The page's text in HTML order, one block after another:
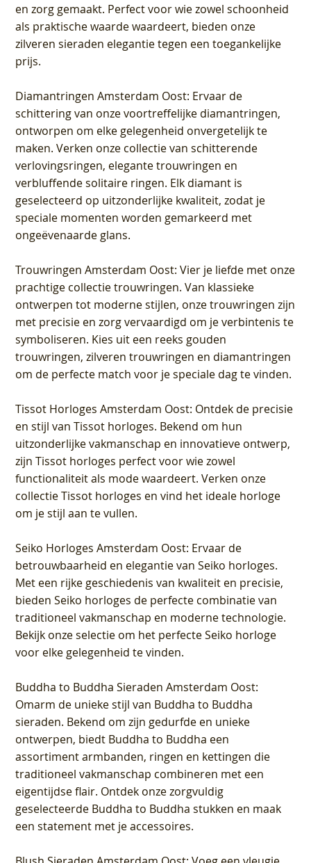
en zorg gemaakt. Perfect voor wie zowel schoonheid
als praktische waarde waardeert, bieden onze
zilveren sieraden elegantie tegen een toegankelijke
prijs.
Diamantringen Amsterdam Oost: Ervaar de
schittering van onze voortreffelijke diamantringen,
ontworpen om elke gelegenheid onvergetelijk te
maken. Verken onze collectie van schitterende
verlovingsringen, elegante trouwringen en
verbluffende solitaire ringen. Elk diamant is
geselecteerd op uitzonderlijke kwaliteit, zodat je
speciale momenten worden gemarkeerd met
ongeëvenaarde glans.
Trouwringen Amsterdam Oost: Vier je liefde met onze
prachtige collectie trouwringen. Van klassieke
ontwerpen tot moderne stijlen, onze trouwringen zijn
met precisie en zorg vervaardigd om je verbintenis te
symboliseren. Kies uit een reeks gouden
trouwringen, zilveren trouwringen en diamantringen
om de perfecte match voor je speciale dag te vinden.
Tissot Horloges Amsterdam Oost: Ontdek de precisie
en stijl van Tissot horloges. Bekend om hun
uitzonderlijke vakmanschap en innovatieve ontwerp,
zijn Tissot horloges perfect voor wie zowel
functionaliteit als mode waardeert. Verken onze
collectie Tissot horloges en vind het ideale horloge
om je stijl aan te vullen.
Seiko Horloges Amsterdam Oost: Ervaar de
betrouwbaarheid en elegantie van Seiko horloges.
Met een rijke geschiedenis van kwaliteit en precisie,
bieden Seiko horloges de perfecte combinatie van
traditioneel vakmanschap en moderne technologie.
Bekijk onze selectie om het perfecte Seiko horloge
voor elke gelegenheid te vinden.
Buddha to Buddha Sieraden Amsterdam Oost:
Omarm de unieke stijl van Buddha to Buddha
sieraden. Bekend om zijn gedurfde en unieke
ontwerpen, biedt Buddha to Buddha een
assortiment armbanden, ringen en kettingen die
traditioneel vakmanschap combineren met een
eigentijdse flair. Ontdek onze zorgvuldig
geselecteerde Buddha to Buddha stukken en maak
een statement met je accessoires.